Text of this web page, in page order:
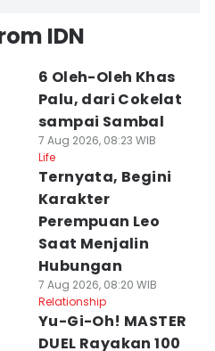
IDN
6 Oleh-Oleh Khas
Palu, dari Cokelat
sampai Sambal
7 Aug 2026, 08:23 WIB
Life
Ternyata, Begini
Karakter
Perempuan Leo
Saat Menjalin
Hubungan
7 Aug 2026, 08:20 WIB
Relationship
Yu-Gi-Oh! MASTER
DUEL Rayakan 100